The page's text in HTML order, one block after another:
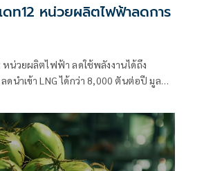
ดท12 หน่วยผลิตไฟฟ้าลดการ
หน่วยผลิตไฟฟ้า ลดใช้พลังงานได้ถึง
นำเข้า LNG ได้กว่า 8,000 ตันต่อปี มูลค่า
นาธุรกิจยั่งยืน และ การปล่อยก๊าซเรือน
ในปี 2593